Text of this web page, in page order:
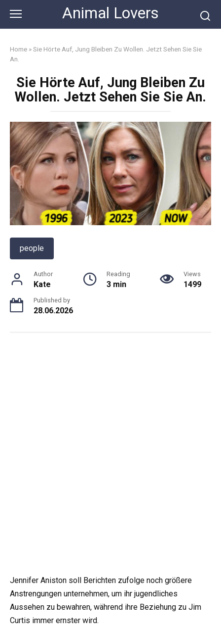
content
Animal Lovers
Home »Sie Hörte Auf, Jung Bleiben Zu Wollen. Jetzt Sehen Sie Sie
An.
Sie Hörte Auf, Jung Bleiben Zu
Wollen. Jetzt Sehen Sie Sie An.
people
Author
Kate
Reading
3 min
Views
1499
Published by
28.06.2026
Jennifer Aniston soll Berichten zufolge noch größere
Anstrengungen unternehmen, um ihr jugendliches
Aussehen zu bewahren, während ihre Beziehung zu Jim
Curtis immer ernster wird.